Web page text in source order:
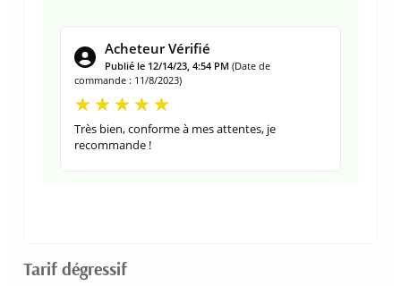
Acheteur Vérifié
Publié le 12/14/23, 4:54 PM (Date de
commande : 11/8/2023)
Très bien, conforme à mes attentes, je
recommande !
Tarif dégressif